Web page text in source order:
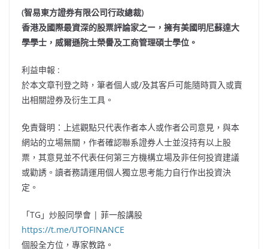
(智易東方證券有限公司行政總裁)
香港及國際最資深的股票評論家之ー，擁有美國明尼蘇達大
學學士，威爾遜院士榮譽及工商管理碩士學位。
利益申報 :
於本文章刊登之時，筆者個人或/及其客戶可能隨時買入或賣
出相關證券及衍生工具。
免責聲明：上述觀點只代表作者本人或作者公司意見，與本
網站的立場無關，作者確認聯系證券人士並沒持有以上股
票，其意見並不代表任何第三方機構立場及非任何投資建議
或勸誘。讀者務請運用個人獨立思考能力自行作出投資決
定。
「TG」炒股同學會 | 菲一般講股
https://t.me/UTOFINANCE
個股全方位，專家教路。